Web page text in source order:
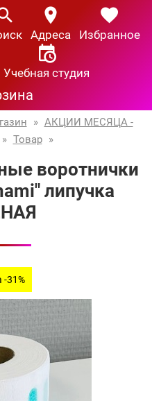
Адреса Избранное
Учебная студия
» АКЦИИ МЕСЯЦА -
» Товар »
воротнички
липучка
-31%